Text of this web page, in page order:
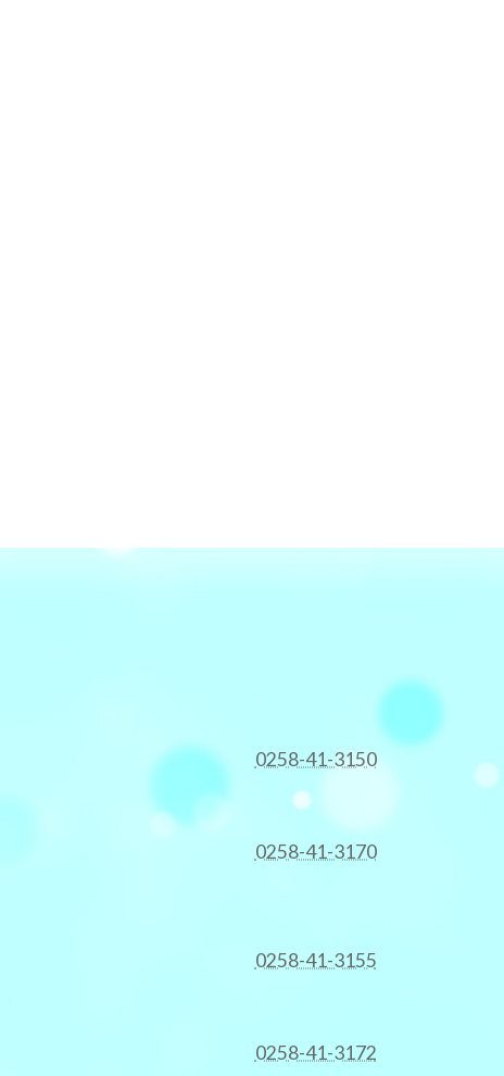
0258-41-3150
0258-41-3170
0258-41-3155
0258-41-3172